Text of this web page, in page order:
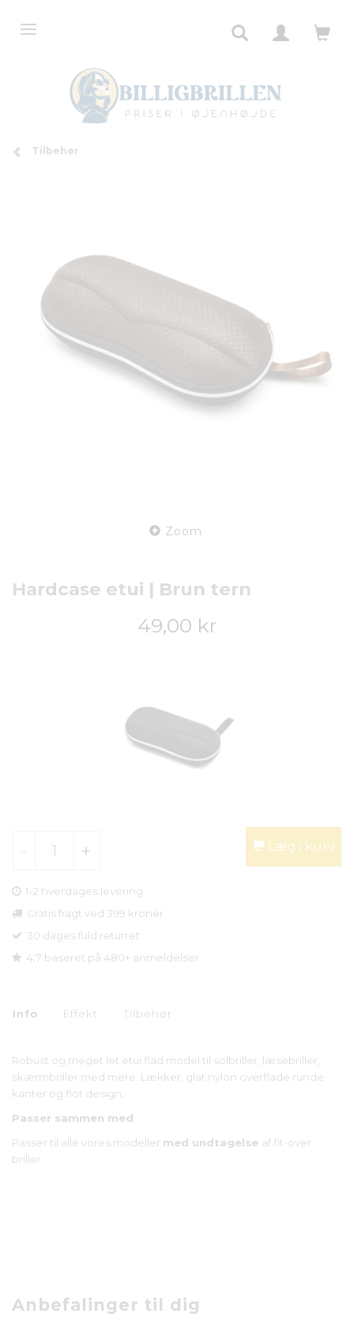
Tilbehør
Zoom
Hardcase etui | Brun tern
49,00 kr
Læg i kurv
1-2 hverdages levering
Gratis fragt ved 399 kroner
30 dages fuld returret
4,7 baseret på 480+ anmeldelser
Info Effekt Tilbehør
Robust og meget let etui flad model til solbriller, læsebriller,
skærmbriller med mere. Lækker, glat nylon overflade runde
kanter og flot design.
Passer sammen med
Passer til alle vores modeller med undtagelse af fit-over
briller.
Anbefalinger til dig